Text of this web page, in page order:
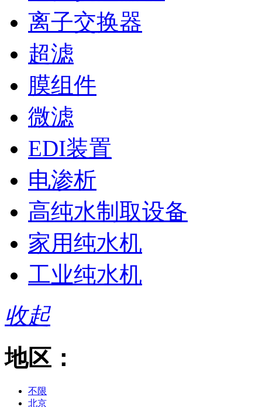
离子交换器
超滤
膜组件
微滤
EDI装置
电渗析
高纯水制取设备
家用纯水机
工业纯水机
收起
地区：
不限
北京